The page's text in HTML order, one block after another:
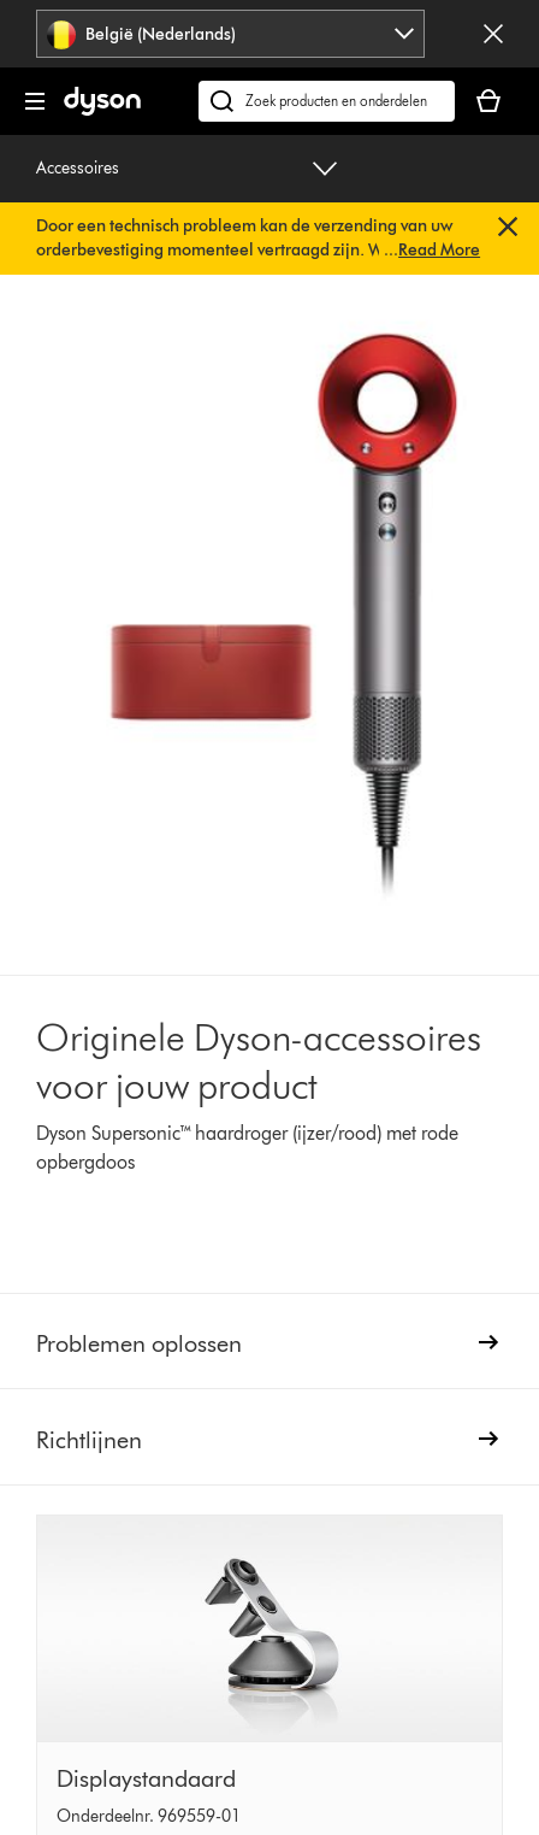
Navigatie
overslaan
België (Nederlands)
Zoek
op
is
Accessoires
Door een technisch probleem kan de verzending van uw
orderbevestiging momenteel vertraagd zijn. We werken al
aan een snelle oplossing.U hoeft verder niets te doen. Uw
...Read More
Originele Dyson-accessoires
voor jouw product
Dyson Supersonic™ haardroger (ijzer/rood) met rode
opbergdoos
Problemen oplossen
Richtlijnen
Displaystandaard
Displaystandaard
Onderdeelnr. 969559-01